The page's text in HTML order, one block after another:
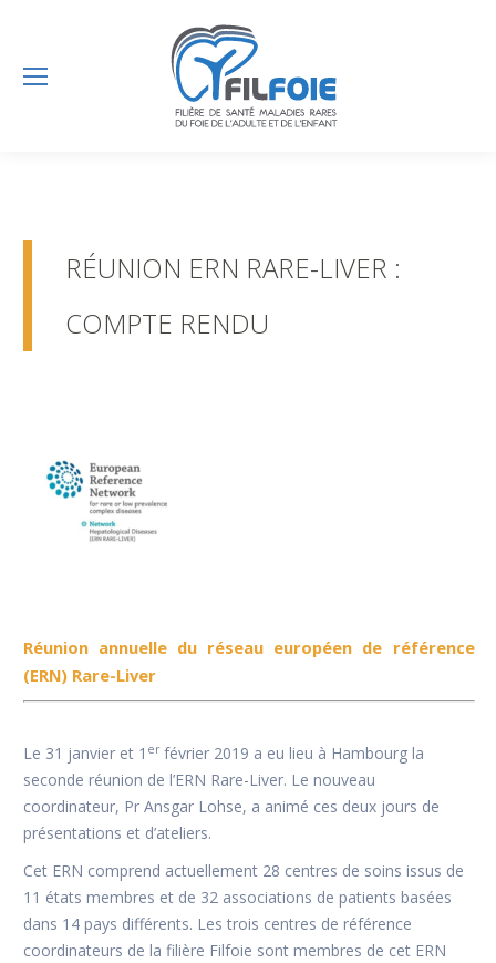
RÉUNION ERN RARE-LIVER :
COMPTE RENDU
Réunion annuelle du réseau européen de référence
(ERN) Rare-Liver
Le 31 janvier et 1 erfévrier 2019 a eu lieu à Hambourg la
seconde réunion de l’ERN Rare-Liver. Le nouveau
coordinateur, Pr Ansgar Lohse, a animé ces deux jours de
présentations et d’ateliers.
Cet ERN comprend actuellement 28 centres de soins issus de
11 états membres et de 32 associations de patients basées
dans 14 pays différents. Les trois centres de référence
coordinateurs de la filière Filfoie sont membres de cet ERN